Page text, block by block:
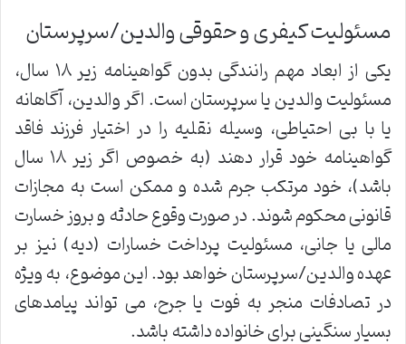
مسئولیت کیفری و حقوقی والدین/سرپرستان
یکی از ابعاد مهم رانندگی بدون گواهینامه زیر ۱۸ سال،
مسئولیت والدین یا سرپرستان است. اگر والدین، آگاهانه
یا با بی احتیاطی، وسیله نقلیه را در اختیار فرزند فاقد
گواهینامه خود قرار دهند (به خصوص اگر زیر ۱۸ سال
باشد)، خود مرتکب جرم شده و ممکن است به مجازات
قانونی محکوم شوند. در صورت وقوع حادثه و بروز خسارت
مالی یا جانی، مسئولیت پرداخت خسارات (دیه) نیز بر
عهده والدین/سرپرستان خواهد بود. این موضوع، به ویژه
در تصادفات منجر به فوت یا جرح، می تواند پیامدهای
بسیار سنگینی برای خانواده داشته باشد.